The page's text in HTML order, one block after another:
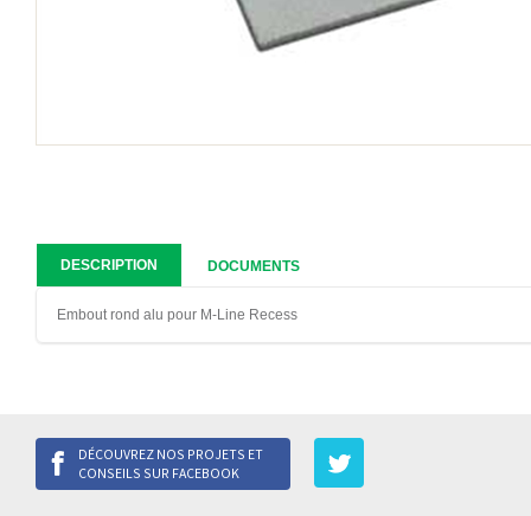
DESCRIPTION DOCUMENTS
Embout rond alu pour M-Line Recess
DÉCOUVREZ NOS PROJETS ET
CONSEILS SUR FACEBOOK